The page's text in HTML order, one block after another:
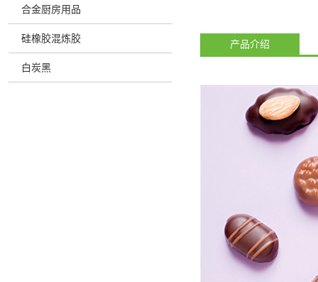
合金厨房用品
硅橡胶混炼胶
白炭黑
产品介绍